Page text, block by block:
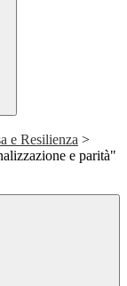
e Resilienza >
e parità"